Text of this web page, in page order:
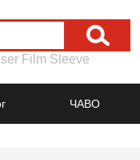
Film Sleeve
ЧАВО